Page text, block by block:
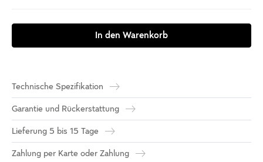
In den Warenkorb
Technische Spezifikation
Garantie und Rückerstattung
Lieferung 5 bis 15 Tage
Zahlung per Karte oder Zahlung